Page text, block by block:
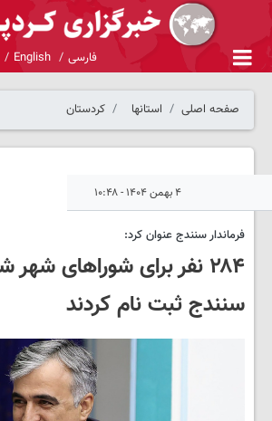
فارسی English
صفحه اصلی استانها کردستان
۴ بهمن ۱۴۰۴ - ۱۰:۴۸
فرماندار سنندج عنوان کرد:
۲۸۴ نفر برای شوراهای
سنندج ثبت نام کردند